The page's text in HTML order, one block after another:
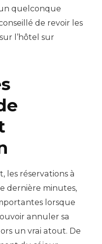
quelconque
de revoir les
l’hôtel sur
les réservations à
dernière minutes,
lorsque
annuler sa
un vrai atout. De